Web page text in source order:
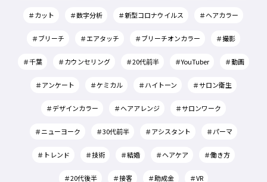
＃カット ＃数字分析 ＃新型コロナウイルス ＃ヘアカラー
＃ブリーチ ＃エアタッチ ＃ブリーチオンカラー ＃撮影
＃千葉 ＃カウンセリング ＃20代前半 ＃YouTuber ＃動画
＃アンケート ＃ケミカル ＃ハイトーン ＃サロン衛生
＃デザインカラー ＃ヘアアレンジ ＃サロンワーク
＃ニューヨーク ＃30代前半 ＃アシスタント ＃パーマ
＃トレンド ＃技術 ＃結婚 ＃ヘアケア ＃働き方
＃20代後半 ＃接客 ＃助成金 ＃VR